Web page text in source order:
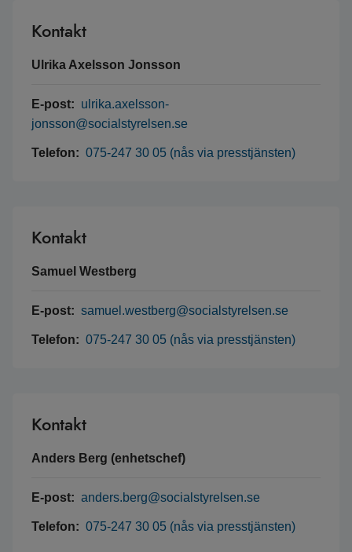
Kontakt
Ulrika Axelsson Jonsson
E-post: ulrika.axelsson-
jonsson@socialstyrelsen.se
Telefon: 075-247 30 05 (nås via presstjänsten)
Kontakt
Samuel Westberg
E-post: samuel.westberg@socialstyrelsen.se
Telefon: 075-247 30 05 (nås via presstjänsten)
Kontakt
Anders Berg (enhetschef)
E-post: anders.berg@socialstyrelsen.se
Telefon: 075-247 30 05 (nås via presstjänsten)